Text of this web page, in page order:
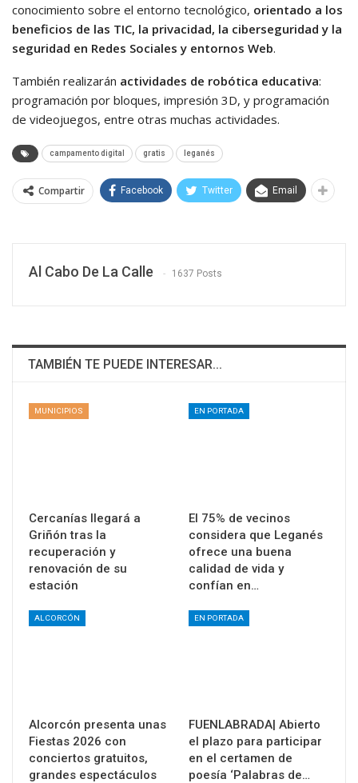
conocimiento sobre el entorno tecnológico, orientado a los
beneficios de las TIC, la privacidad, la ciberseguridad y la
seguridad en Redes Sociales y entornos Web.
También realizarán actividades de robótica educativa:
programación por bloques, impresión 3D, y programación
de videojuegos, entre otras muchas actividades.
campamento digital gratis leganés
Compartir Facebook Twitter Email
Al Cabo De La Calle 1637 Posts
TAMBIÉN TE PUEDE INTERESAR...
MUNICIPIOS
Cercanías llegará a
Griñón tras la
recuperación y
renovación de su
estación
EN PORTADA
El 75% de vecinos
considera que Leganés
ofrece una buena
calidad de vida y
confían en…
ALCORCÓN
Alcorcón presenta unas
Fiestas 2026 con
conciertos gratuitos,
grandes espectáculos
EN PORTADA
FUENLABRADA| Abierto
el plazo para participar
en el certamen de
poesía ‘Palabras de…